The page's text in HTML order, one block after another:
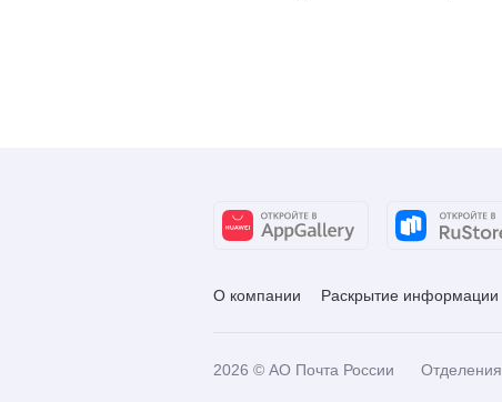
О компании Раскрытие информации
2026 © АО Почта России Отделения